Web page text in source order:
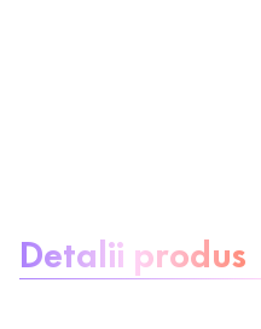
Detalii produs